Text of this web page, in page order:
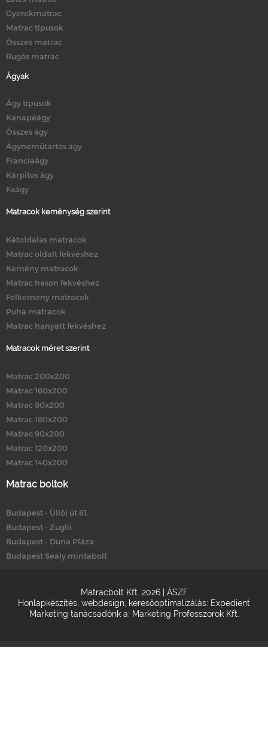
Gyerekmatrac
Matrac típusok
Összes matrac
Rugós matrac
Ágyak
Ágy típusok
Kanapéágy
Összes ágy
Ágyneműtartós ágy
Franciaágy
Kárpitos ágy
Faágy
Matracok keménység szerint
Kétoldalas matracok
Matrac oldalt fekvéshez
Kemény matracok
Matrac hason fekvéshez
Félkemény matracok
Puha matracok
Matrac hanyatt fekvéshez
Matracok méret szerint
Matrac 200x200
Matrac 160x200
Matrac 80x200
Matrac 180x200
Matrac 90x200
Matrac 120x200
Matrac 140x200
Matrac boltok
Budapest - Üllői út 81.
Budapest - Zugló
Budapest - Duna Pláza
Budapest Sealy mintabolt
Matracbolt Kft. 2026 | ÁSZF
Honlapkészítés webdesign keresőoptimalizálás: Expedient
Marketing tanácsadónk a: Marketing Professzorok Kft.